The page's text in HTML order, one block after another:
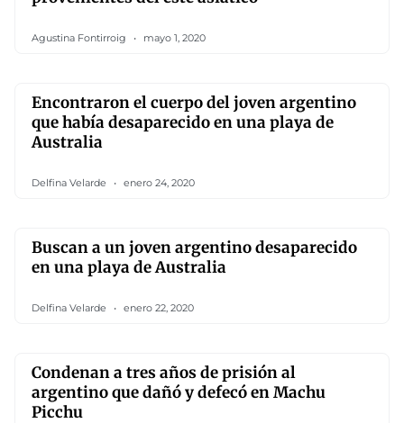
Agustina Fontirroig mayo 1, 2020
Encontraron el cuerpo del joven argentino
que había desaparecido en una playa de
Australia
Delfina Velarde enero 24, 2020
Buscan a un joven argentino desaparecido
en una playa de Australia
Delfina Velarde enero 22, 2020
Condenan a tres años de prisión al
argentino que dañó y defecó en Machu
Picchu